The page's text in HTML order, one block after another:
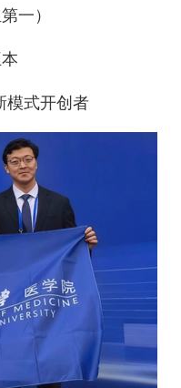
一）
式开创者